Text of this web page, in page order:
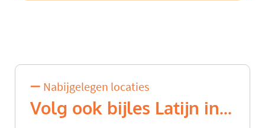
Nabijgelegen locaties
Volg ook bijles Latijn in...